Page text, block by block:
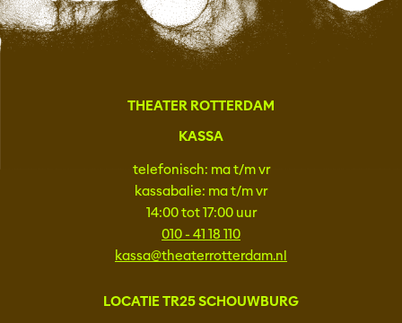
THEATER ROTTERDAM
KASSA
telefonisch: ma t/m vr
kassabalie: ma t/m vr
14:00 tot 17:00 uur
010 - 41 18 110
kassa@theaterrotterdam.nl
LOCATIE TR25 SCHOUWBURG